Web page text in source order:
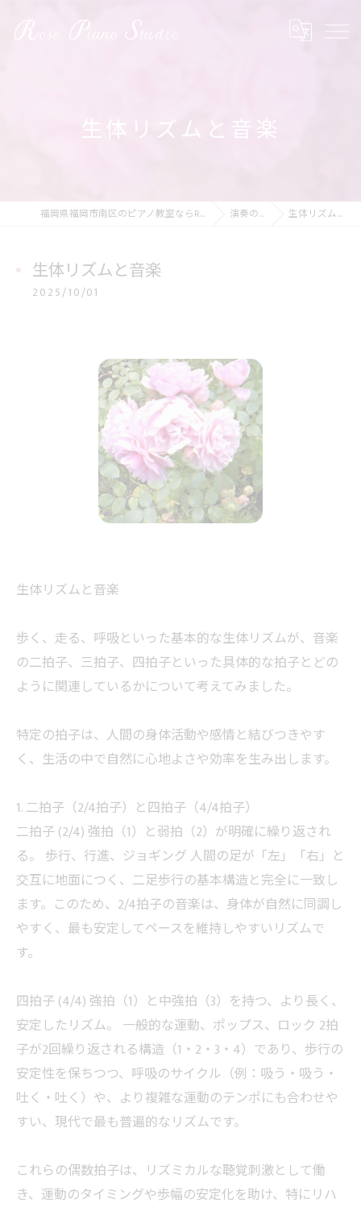
生体リズムと音楽
福岡県福岡市南区のピアノ教室ならRose Piano Studio 演奏の動画 生体リズムと音楽
生体リズムと音楽
2025/10/01
生体リズムと音楽
歩く、走る、呼吸といった基本的な生体リズムが、音楽
の二拍子、三拍子、四拍子といった具体的な拍子とどの
ように関連しているかについて考えてみました。
特定の拍子は、人間の身体活動や感情と結びつきやす
く、生活の中で自然に心地よさや効率を生み出します。
1. 二拍子（2/4拍子）と四拍子（4/4拍子）
二拍子 (2/4) 強拍（1）と弱拍（2）が明確に繰り返され
る。 歩行、行進、ジョギング 人間の足が「左」「右」と
交互に地面につく、二足歩行の基本構造と完全に一致し
ます。このため、2/4拍子の音楽は、身体が自然に同調し
やすく、最も安定してペースを維持しやすいリズムで
す。
四拍子 (4/4) 強拍（1）と中強拍（3）を持つ、より長く、
安定したリズム。 一般的な運動、ポップス、ロック 2拍
子が2回繰り返される構造（1・2・3・4）であり、歩行の
安定性を保ちつつ、呼吸のサイクル（例：吸う・吸う・
吐く・吐く）や、より複雑な運動のテンポにも合わせや
すい、現代で最も普遍的なリズムです。
これらの偶数拍子は、リズミカルな聴覚刺激として働
き、運動のタイミングや歩幅の安定化を助け、特にリハ